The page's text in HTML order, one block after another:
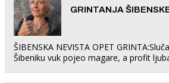
GRINTANJA
ŠIBENSKA NEVISTA OPET
Šibeniku vuk pojeo magare, a profit